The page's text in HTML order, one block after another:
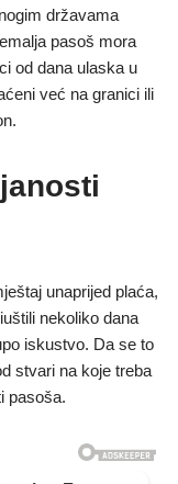
državama
pasoš mora
od dana ulaska u
već na granici ili
unaprijed plaća,
nekoliko dana
iskustvo. Da se to
stvari na koje treba
pasoša.